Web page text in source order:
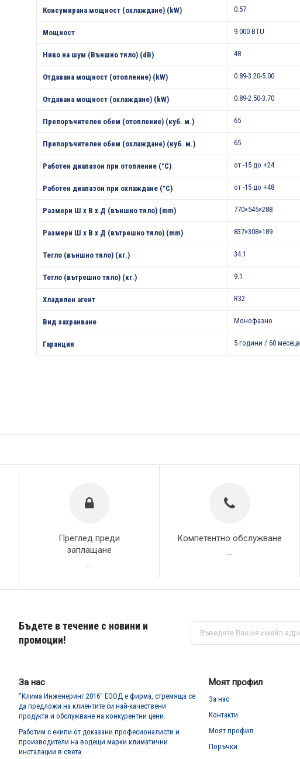
Консумирана мощност (охлаждане) (kW) 0.57
Мощност 9 000 BTU
Ниво на шум (Външно тяло) (dB) 48
Отдавана мощност (отопление) (kW) 0.89-3.20-5.00
Отдавана мощност (охлаждане) (kW) 0.89-2.50-3.70
Препоръчителен обем (отопление) (куб. м.) 65
Препоръчителен обем (охлаждане) (куб. м.) 65
Работен диапазон при отопление (°С) от -15 до +24
Работен диапазон при охлаждане (°С) от -15 до +48
Размери Ш х В х Д (външно тяло) (mm) 770×545×288
Размери Ш х В х Д (вътрешно тяло) (mm) 837×308×189
Тегло (външно тяло) (кг.) 34.1
Тегло (вътрешно тяло) (кг.) 9.1
Хладилен агент R32
Вид захранване Монофазно
Гаранция 5 години / 60 месеца
Преглед преди
заплащане
Компетентно обслужване
Бъдете в течение с новини и
промоции!
Абонирай
за
За нас
"Клима Инженеринг 2016" ЕООД е фирма, стремяща се
да предложи на клиентите си най-качествени
продукти и обслужване на конкурентни цени.
Работим с екипи от доказани професионалисти и
производители на водещи марки климатични
инсталации в света.
Моят профил
За нас
Контакти
Моят профил
Поръчки